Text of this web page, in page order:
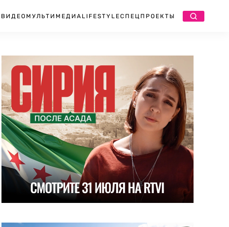
ВИДЕО МУЛЬТИМЕДИА LIFESTYLEСПЕЦПРОЕКТЫ